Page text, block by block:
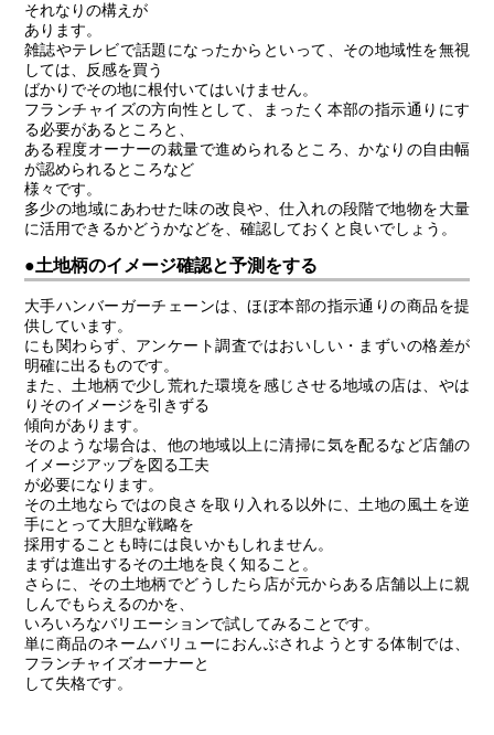
それなりの構えが
あります。
雑誌やテレビで話題になったからといって、その地域性を無視
しては、反感を買う
ばかりでその地に根付いてはいけません。
フランチャイズの方向性として、まったく本部の指示通りにす
る必要があるところと、
ある程度オーナーの裁量で進められるところ、かなりの自由幅
が認められるところなど
様々です。
多少の地域にあわせた味の改良や、仕入れの段階で地物を大量
に活用できるかどうかなどを、確認しておくと良いでしょう。
●土地柄のイメージ確認と予測をする
大手ハンバーガーチェーンは、ほぼ本部の指示通りの商品を提
供しています。
にも関わらず、アンケート調査ではおいしい・まずいの格差が
明確に出るものです。
また、土地柄で少し荒れた環境を感じさせる地域の店は、やは
りそのイメージを引きずる
傾向があります。
そのような場合は、他の地域以上に清掃に気を配るなど店舗の
イメージアップを図る工夫
が必要になります。
その土地ならではの良さを取り入れる以外に、土地の風土を逆
手にとって大胆な戦略を
採用することも時には良いかもしれません。
まずは進出するその土地を良く知ること。
さらに、その土地柄でどうしたら店が元からある店舗以上に親
しんでもらえるのかを、
いろいろなバリエーションで試してみることです。
単に商品のネームバリューにおんぶされようとする体制では、
フランチャイズオーナーと
して失格です。